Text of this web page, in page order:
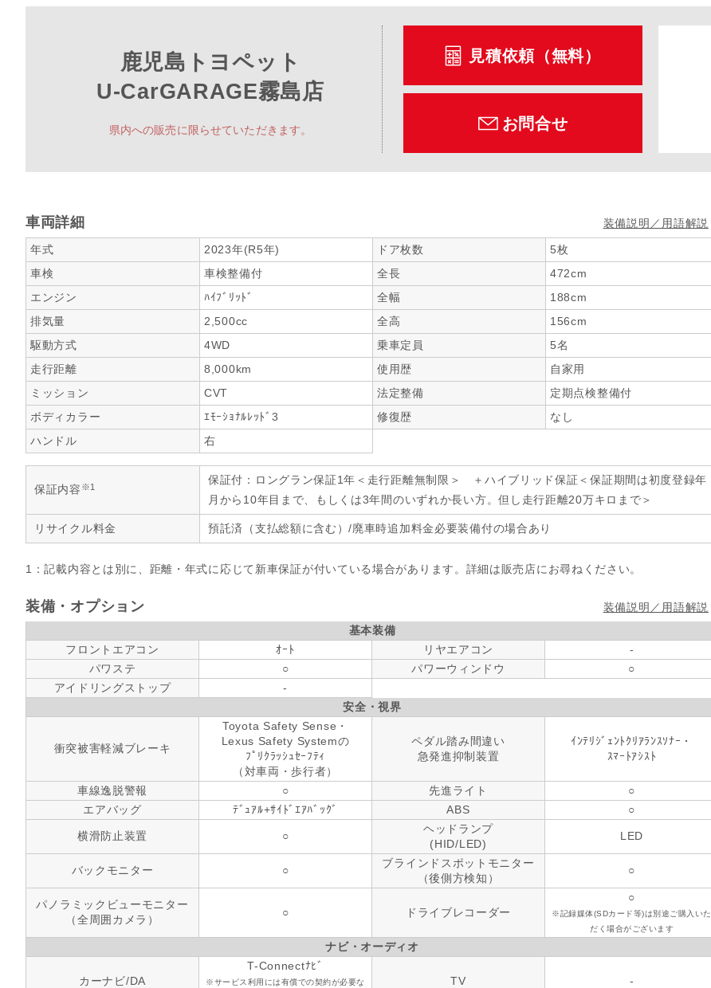
鹿児島トヨペット
U-CarGARAGE霧島店
県内への販売に限らせていただきます。
見積依頼（無料）
お問合せ
車両詳細 装備説明／用語解説
年式 2023年(R5年) ドア枚数
5枚
車検
車検整備付 全長
472cm
エンジン
ﾊｲﾌﾞﾘｯﾄﾞ 全幅
188cm
排気量
2,500cc 全高
156cm
駆動方式
4WD 乗車定員
5名
走行距離
8,000km 使用歴
自家用
ミッション
CVT 法定整備
定期点検整備付
ボディカラー
ｴﾓｰｼｮﾅﾙﾚｯﾄﾞ3 修復歴
なし
ハンドル
右
保証内容 ※1
保証付：ロングラン保証1年＜走行距離無制限＞ ＋ハイブリッド保証＜保証期間は初度登録年
月から10年目まで、もしくは3年間のいずれか長い方。但し走行距離20万キロまで＞
リサイクル料金 預託済（支払総額に含む）/廃車時追加料金必要装備付の場合あり
1：記載内容とは別に、距離・年式に応じて新車保証が付いている場合があります。詳細は販売店にお尋ねください。
装備・オプション
装備説明／用語解説
基本装備
フロントエアコン
ｵｰﾄ リヤエアコン
-
パワステ
○ パワーウィンドウ
○
アイドリングストップ
-
安全・視界
衝突被害軽減ブレーキ
Toyota Safety Sense・
Lexus Safety Systemの
ﾌﾟﾘｸﾗｯｼｭｾｰﾌﾃｨ
（対車両・歩行者）
ペダル踏み間違い
急発進抑制装置
ｲﾝﾃﾘｼﾞｪﾝﾄｸﾘｱﾗﾝｽｿﾅｰ・
ｽﾏｰﾄｱｼｽﾄ
車線逸脱警報 ○ 先進ライト
○
エアバッグ
ﾃﾞｭｱﾙ+ｻｲﾄﾞｴｱﾊﾞｯｸﾞ ABS ○
横滑防止装置 ○
ヘッドランプ
(HID/LED)
LED
バックモニター ○
ブラインドスポットモニター
（後側方検知）
○
パノラミックビューモニター
（全周囲カメラ）
○ ドライブレコーダー
○
※記録媒体(SDカード等)は別途ご購入いた
だく場合がございます
ナビ・オーディオ
カーナビ/DA
T-Connectﾅﾋﾞ
※サービス利用には有償での契約が必要な
TV -